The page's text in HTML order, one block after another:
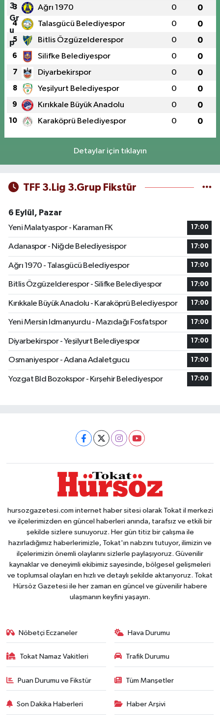
3 Ağrı 1970 0 0
4 Talasgücü Belediyespor 0 0
5 Bitlis Özgüzelderespor 0 0
6 Silifke Belediyespor 0 0
7 Diyarbekirspor 0 0
8 Yeşilyurt Belediyespor 0 0
9 Kırıkkale Büyük Anadolu 0 0
10 Karaköprü Belediyespor 0 0
Detaylar için tıklayın
TFF 3.Lig 3.Grup Fikstür
6 Eylül, Pazar
Yeni Malatyaspor - Karaman FK
17:00
Adanaspor - Niğde Belediyesispor 17:00
Ağrı 1970 - Talasgücü Belediyespor 17:00
Bitlis Özgüzelderespor - Silifke Belediyespor 17:00
Kırıkkale Büyük Anadolu - Karaköprü Belediyespor 17:00
Yeni Mersin Idmanyurdu - Mazıdağı Fosfatspor 17:00
Diyarbekirspor - Yeşilyurt Belediyespor 17:00
Osmaniyespor - Adana Adaletgucu 17:00
Yozgat Bld Bozokspor - Kırşehir Belediyespor 17:00
hursozgazetesi.com internet haber sitesi olarak Tokat il merkezi
ve ilçelerimizden en güncel haberleri anında, tarafsız ve etkili bir
şekilde sizlere sunuyoruz. Her gün titiz bir çalışma ile
hazırladığımız haberlerimizle, Tokat'ın nabzını tutuyor, ilimizin ve
ilçelerimizin önemli olaylarını sizlerle paylaşıyoruz. Güvenilir
kaynaklar ve deneyimli ekibimiz sayesinde, bölgesel gelişmeleri
ve toplumsal olayları en hızlı ve detaylı şekilde aktarıyoruz. Tokat
Hürsöz Gazetesi ile her zaman en güncel ve güvenilir habere
ulaşmanın keyfini yaşayın.
Nöbetçi Eczaneler Hava Durumu
Tokat Namaz Vakitleri Trafik Durumu
Puan Durumu ve Fikstür Tüm Manşetler
Son Dakika Haberleri Haber Arşivi